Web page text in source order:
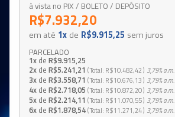
à vista no PIX / BOLETO / DEPÓSITO
R$7.932,20
em até 1x de R$9.915,25 sem juros
PARCELADO
1x de R$9.915,25
2x de R$5.241,21 Total R$10.482,42 3,79%a.m.
3x de R$3.558,71 Total R$10.676,13 3,79%a.m.
4x de R$2.718,05 Total R$10.872,20 3,79%a.m.
5x de R$2.214,11 Total R$11.070,55 3,79%a.m.
6x de R$1.878,54 Total R$11.271,24 3,79%a.m.